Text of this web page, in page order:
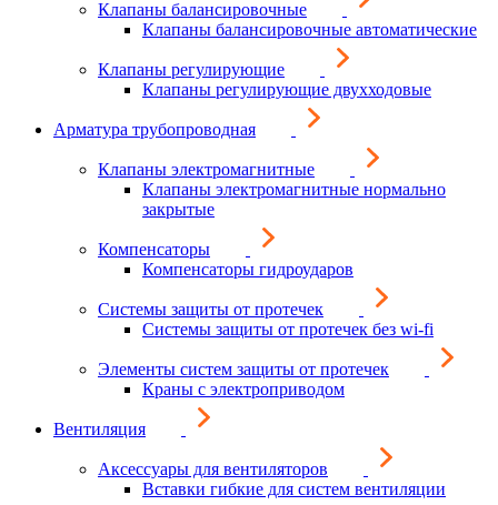
Клапаны балансировочные
Клапаны балансировочные автоматические
Клапаны регулирующие
Клапаны регулирующие двухходовые
Арматура трубопроводная
Клапаны электромагнитные
Клапаны электромагнитные нормально
закрытые
Компенсаторы
Компенсаторы гидроударов
Системы защиты от протечек
Системы защиты от протечек без wi-fi
Элементы систем защиты от протечек
Краны с электроприводом
Вентиляция
Аксессуары для вентиляторов
Вставки гибкие для систем вентиляции